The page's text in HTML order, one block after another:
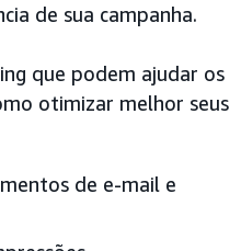
de sua campanha.
que podem ajudar os
otimizar melhor seus
de e-mail e